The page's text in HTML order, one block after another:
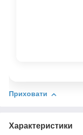
Приховати
Характеристики